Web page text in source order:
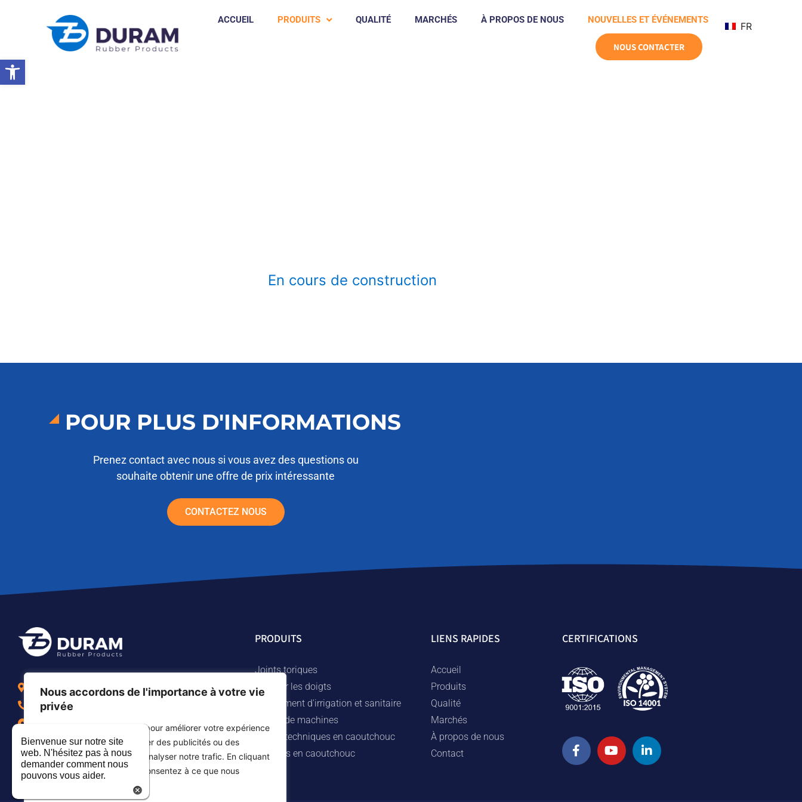
Ouvrir la barre d’outils
Nous accordons de l'importance à votre vie
privée
Nous utilisons des cookies pour améliorer votre expérience
de navigation, vous proposer des publicités ou des
contenus personnalisés et analyser notre trafic. En cliquant
sur "Tout accepter", vous consentez à ce que nous
ACCUEIL PRODUITS QUALITÉ MARCHÉS À PROPOS DE NOUS NOUVELLES ET ÉVÉNEMENTS
NOUS CONTACTER
FR
En cours de construction
POUR PLUS D'INFORMATIONS
Prenez contact avec nous si vous avez des questions ou
souhaite obtenir une offre de prix intéressante
CONTACTEZ NOUS
Kibboutz Ramat Hakovesh, Israël
Tél. +972-9-7474458
info@duram.co.il
PRODUITS
Joints toriques
Se curer les doigts
Équipement d'irrigation et sanitaire
Pièces de machines
Pièces techniques en caoutchouc
Élingues en caoutchouc
LIENS RAPIDES
Accueil
Produits
Qualité
Marchés
À propos de nous
Contact
CERTIFICATIONS
Bienvenue sur notre site
web. N'hésitez pas à nous
demander comment nous
pouvons vous aider.